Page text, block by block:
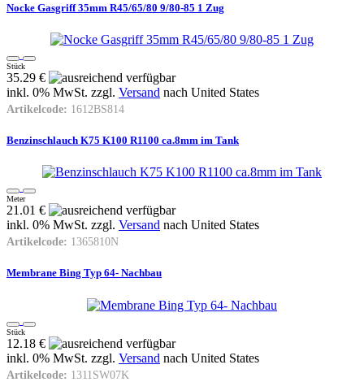
Nocke Gasgriff 35mm R45/65/80 9/80-85 1 Zug
Stück
35.29 €
inkl. 0% MwSt. zzgl. Versand nach United States
Artikelcode: 1612BS814
Benzinschlauch K75 K100 R1100 ca.8mm im Tank
Meter
21.01 €
inkl. 0% MwSt. zzgl. Versand nach United States
Artikelcode: 1365810N
Membrane Bing Typ 64- Nachbau
Stück
12.18 €
inkl. 0% MwSt. zzgl. Versand nach United States
Artikelcode: 1311SW07K